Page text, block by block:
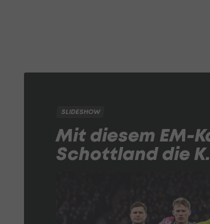
SLIDESHOW
Mit diesem EM-
Schottland die